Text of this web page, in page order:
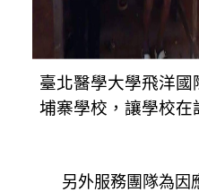
臺北醫學大學飛洋
埔寨學校，讓學校在
另外服務團隊為因